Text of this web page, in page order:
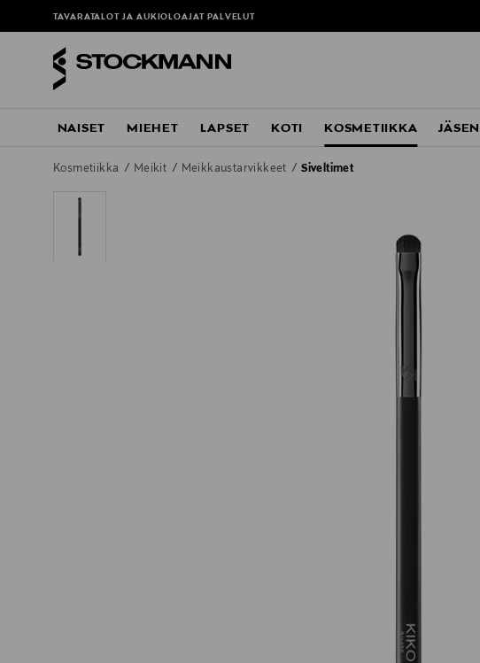
TAVARATALOT JA AUKIOLOAJAT PALVELUT
NAISET MIEHET LAPSET KOTI KOSMETIIKKA
Kosmetiikka Meikit Meikkaustarvikkeet Siveltimet